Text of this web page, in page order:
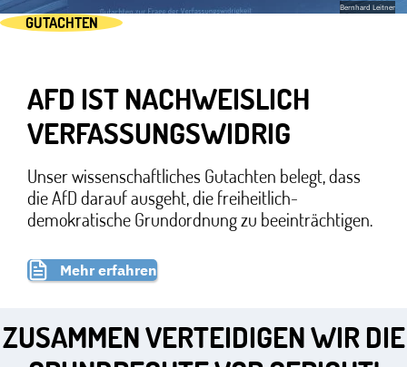
Bernhard Leitner
GUTACHTEN
AFD IST NACHWEISLICH
VERFASSUNGSWIDRIG
Unser wissenschaftliches Gutachten belegt, dass
die AfD darauf ausgeht, die freiheitlich-
demokratische Grundordnung zu beeinträchtigen.
Mehr erfahren
ZUSAMMEN VERTEIDIGEN WIR DIE